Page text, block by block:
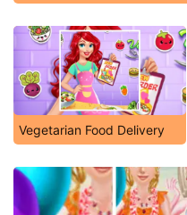
Vegetarian Food Delivery